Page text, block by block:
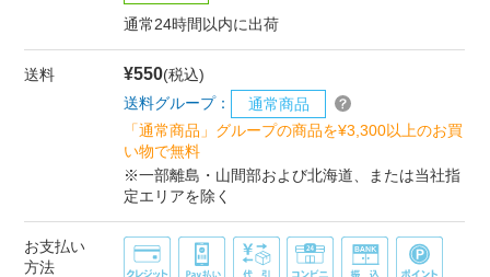
通常24時間以内に出荷
送料 ¥550(税込)
送料グループ：
通常商品
「通常商品」グループの商品を¥3,300以上のお買
い物で無料
※一部離島・山間部および北海道、または当社指
定エリアを除く
お支払い
方法